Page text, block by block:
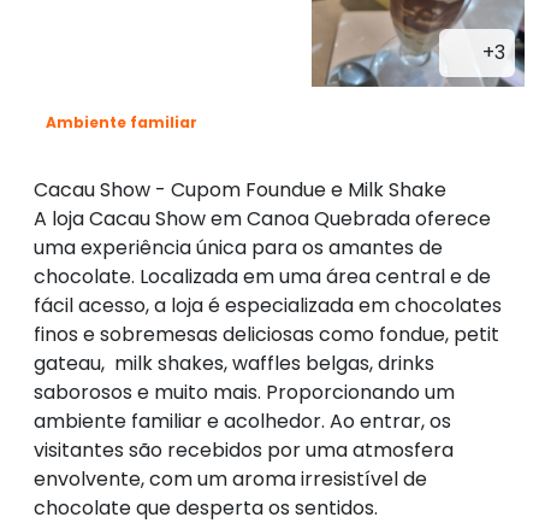
+3
Ambiente familiar
Cacau Show - Cupom Foundue e Milk Shake
A loja Cacau Show em Canoa Quebrada oferece
uma experiência única para os amantes de
chocolate. Localizada em uma área central e de
fácil acesso, a loja é especializada em chocolates
finos e sobremesas deliciosas como fondue, petit
gateau, milk shakes, waffles belgas, drinks
saborosos e muito mais. Proporcionando um
ambiente familiar e acolhedor. Ao entrar, os
visitantes são recebidos por uma atmosfera
envolvente, com um aroma irresistível de
chocolate que desperta os sentidos.